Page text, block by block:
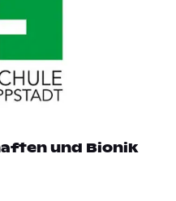
und Bionik